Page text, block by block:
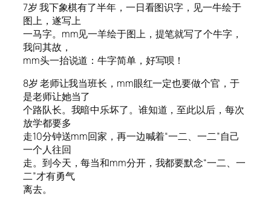
7岁 我下象棋有了半年，一日看图识字，见一牛绘于
图上，遂写上
一马字。mm见一羊绘于图上，提笔就写了个牛字，
我问其故，
mm头一抬说道：牛字简单，好写呗！
8岁 老师让我当班长，mm眼红一定也要做个官，于
是老师让她当了
个路队长。我暗中乐坏了。谁知道，至此以后，每次
放学都要多
走10分钟送mm回家，再一边喊着“一二、一二”自己
一个人往回
走。到今天，每当和mm分开，我都要默念“一二、一
二”才有勇气
离去。